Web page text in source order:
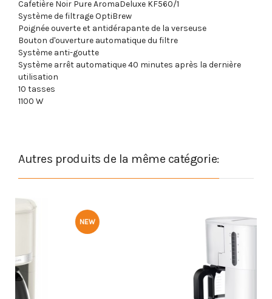
Cafetière Noir Pure AromaDeluxe KF560/1
Système de filtrage OptiBrew
Poignée ouverte et antidérapante de la verseuse
Bouton d'ouverture automatique du filtre
Système anti-goutte
Système arrêt automatique 40 minutes après la dernière
utilisation
10 tasses
1100 W
Autres produits de la même catégorie:
-50DT